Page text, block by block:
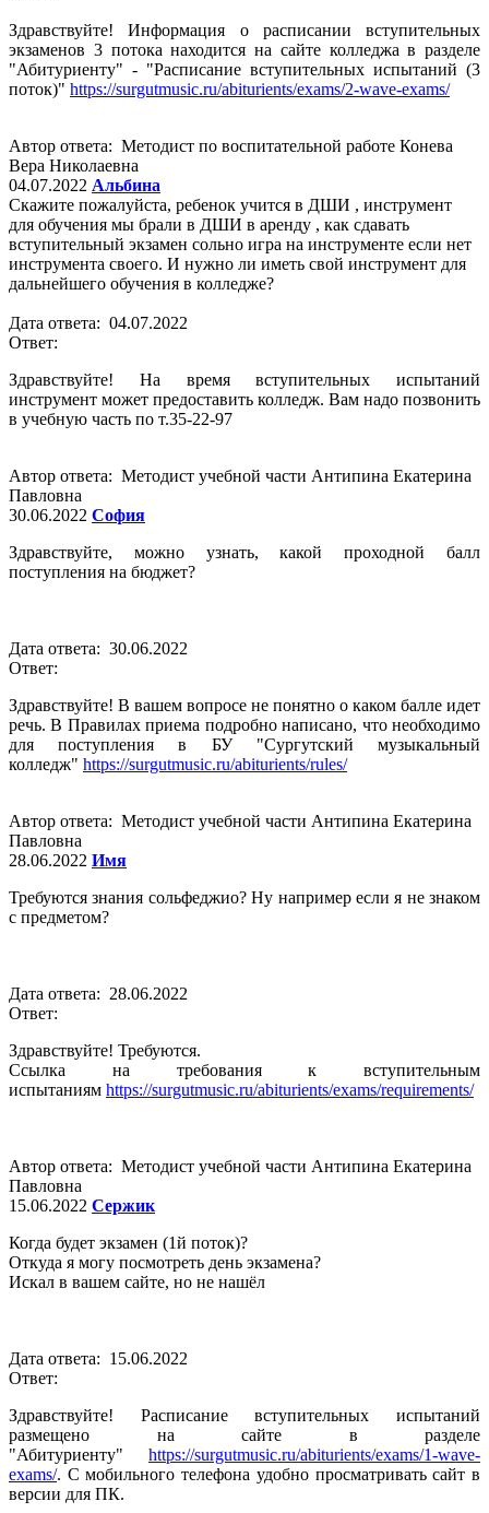
Здравствуйте! Информация о расписании вступительных
экзаменов 3 потока находится на сайте колледжа в разделе
"Абитуриенту" - "Расписание вступительных испытаний (3
поток)" https://surgutmusic.ru/abiturients/exams/2-wave-exams/
Автор ответа: Методист по воспитательной работе Конева
Вера Николаевна
04.07.2022 Альбина
Скажите пожалуйста, ребенок учится в ДШИ , инструмент
для обучения мы брали в ДШИ в аренду , как сдавать
вступительный экзамен сольно игра на инструменте если нет
инструмента своего. И нужно ли иметь свой инструмент для
дальнейшего обучения в колледже?
Дата ответа: 04.07.2022
Ответ:
Здравствуйте! На время вступительных испытаний
инструмент может предоставить колледж. Вам надо позвонить
в учебную часть по т.35-22-97
Автор ответа: Методист учебной части Антипина Екатерина
Павловна
30.06.2022 София
Здравствуйте, можно узнать, какой проходной балл
поступления на бюджет?
Дата ответа: 30.06.2022
Ответ:
Здравствуйте! В вашем вопросе не понятно о каком балле идет
речь. В Правилах приема подробно написано, что необходимо
для поступления в БУ "Сургутский музыкальный
колледж" https://surgutmusic.ru/abiturients/rules/
Автор ответа: Методист учебной части Антипина Екатерина
Павловна
28.06.2022 Имя
Требуются знания сольфеджио? Ну например если я не знаком
с предметом?
Дата ответа: 28.06.2022
Ответ:
Здравствуйте! Требуются.
Ссылка на требования к вступительным
испытаниям https://surgutmusic.ru/abiturients/exams/requirements/
Автор ответа: Методист учебной части Антипина Екатерина
Павловна
15.06.2022 Сержик
Когда будет экзамен (1й поток)?
Откуда я могу посмотреть день экзамена?
Искал в вашем сайте, но не нашёл
Дата ответа: 15.06.2022
Ответ:
Здравствуйте! Расписание вступительных испытаний
размещено на сайте в разделе
"Абитуриенту" https://surgutmusic.ru/abiturients/exams/1-wave-
exams/. С мобильного телефона удобно просматривать сайт в
версии для ПК.